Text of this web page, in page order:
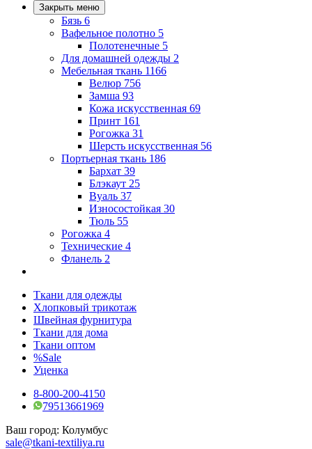
Закрыть меню
Бязь 6
Вафельное полотно 5
Полотенечные 5
Для домашней одежды 2
Мебельная ткань 1166
Велюр 756
Замша 93
Кожа искусственная 69
Принт 161
Рогожка 31
Шерсть искусственная 56
Портьерная ткань 186
Бархат 39
Блэкаут 25
Вуаль 37
Износостойкая 30
Тюль 55
Рогожка 4
Технические 4
Фланель 2
Ткани для одежды
Хлопковый трикотаж
Швейная фурнитура
Ткани для дома
Ткани оптом
%Sale
Уценка
8-800-200-4150
79513661969
Ваш город: Колумбус
sale@tkani-textiliya.ru